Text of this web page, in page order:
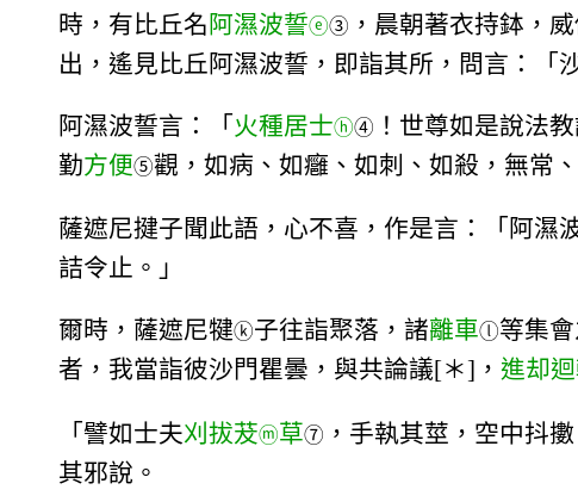
時，有比丘名 阿濕波誓ⓔ③ ，晨朝著衣持鉢，
出，遙見比丘阿濕波誓，即詣其所，問言：「
阿濕波誓言：「 火種居士ⓗ④ ！世尊如是說法
勤方便⑤觀，如病、如癰、如刺、如殺，無常
薩遮尼揵子聞此語，心不喜，作是言：「阿濕
詰令止。」
爾時，薩遮尼犍ⓚ子往詣聚落，諸離車ⓛ等集
者，我當詣彼沙門瞿曇，與共論議[＊]， 進却
「譬如士夫刈拔茇ⓜ草⑦ ，手執其莖，空中抖
其邪說。